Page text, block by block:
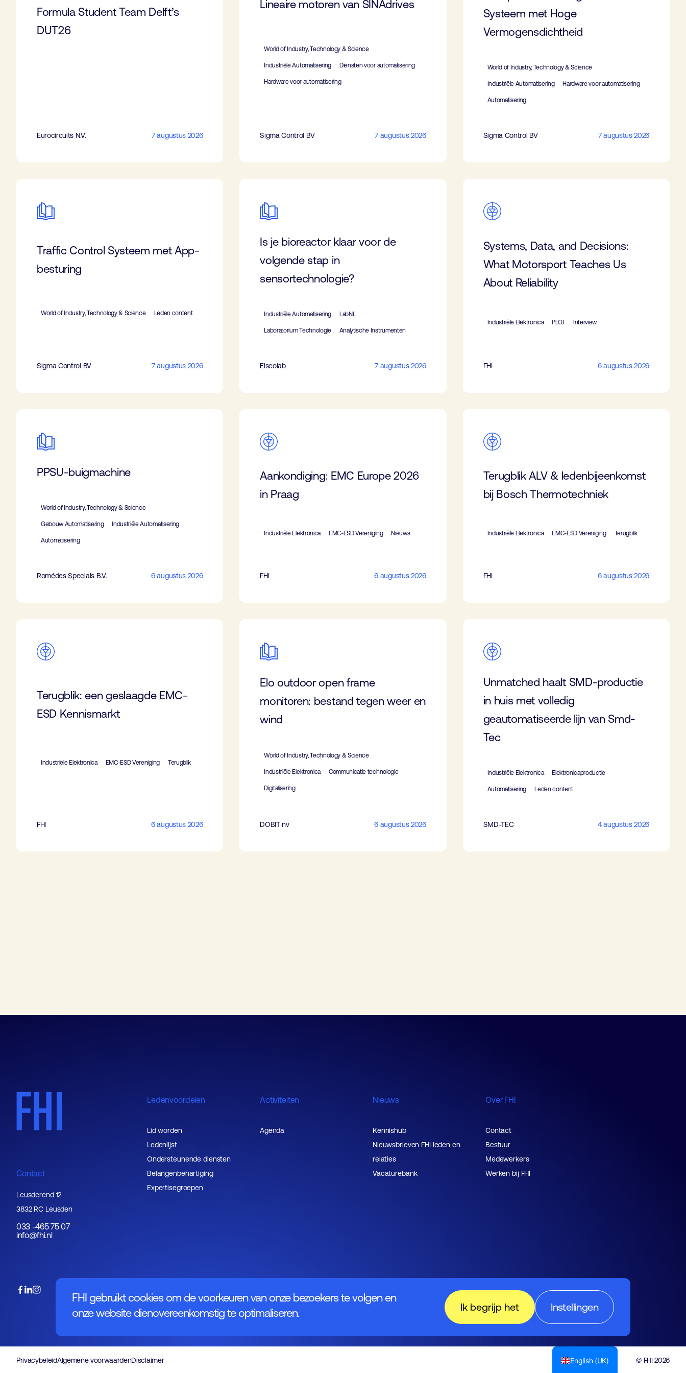
FHI gebruikt cookies om de voorkeuren van onze bezoekers te volgen en
onze website dienovereenkomstig te optimaliseren.
Instellingen
Ik begrijp het
Formula Student Team Delft’s
DUT26
Eurocircuits N.V. 7 augustus 2026
Lineaire motoren van SINAdrives
World of Industry, Technology & Science
Industriële Automatisering Diensten voor automatisering
Hardware voor automatisering
Sigma Control BV 7 augustus 2026
Systeem met Hoge
Vermogensdichtheid
World of Industry, Technology & Science
Industriële Automatisering Hardware voor automatisering
Automatisering
Sigma Control BV 7 augustus 2026
Traffic Control Systeem met App-
besturing
World of Industry, Technology & Science Leden content
Sigma Control BV 7 augustus 2026
Is je bioreactor klaar voor de
volgende stap in
sensortechnologie?
Industriële Automatisering LabNL
Laboratorium Technologie Analytische Instrumenten
Elscolab 7 augustus 2026
Systems, Data, and Decisions:
What Motorsport Teaches Us
About Reliability
Industriële Elektronica PLOT Interview
FHI 6 augustus 2026
PPSU-buigmachine
World of Industry, Technology & Science
Gebouw Automatisering Industriële Automatisering
Automatisering
Romédes Specials B.V. 6 augustus 2026
Aankondiging: EMC Europe 2026
in Praag
Industriële Elektronica EMC-ESD Vereniging Nieuws
FHI 6 augustus 2026
Terugblik ALV & ledenbijeenkomst
bij Bosch Thermotechniek
Industriële Elektronica EMC-ESD Vereniging Terugblik
FHI 6 augustus 2026
Terugblik: een geslaagde EMC-
ESD Kennismarkt
Industriële Elektronica EMC-ESD Vereniging Terugblik
FHI 6 augustus 2026
Elo outdoor open frame
monitoren: bestand tegen weer en
wind
World of Industry, Technology & Science
Industriële Elektronica Communicatie technologie
Digitalisering
DOBIT nv 6 augustus 2026
Unmatched haalt SMD-productie
in huis met volledig
geautomatiseerde lijn van Smd-
Tec
Industriële Elektronica Elektronicaproductie
Automatisering Leden content
SMD-TEC 4 augustus 2026
Contact
Leusderend 12
3832 RC Leusden
033 -465 75 07
info@fhi.nl
Ledenvoordelen
Lid worden
Ledenlijst
Ondersteunende diensten
Belangenbehartiging
Expertisegroepen
Activiteiten
Agenda
Nieuws
Kennishub
Nieuwsbrieven FHI leden en
relaties
Vacaturebank
Over FHI
Contact
Bestuur
Medewerkers
Werken bij FHI
PrivacybeleidAlgemene voorwaardenDisclaimer © FHI 2026
English (UK)